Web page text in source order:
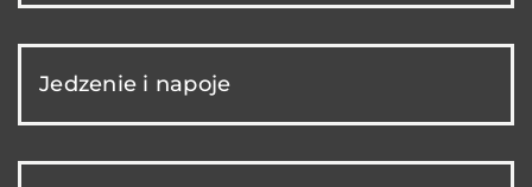
Jedzenie i napoje